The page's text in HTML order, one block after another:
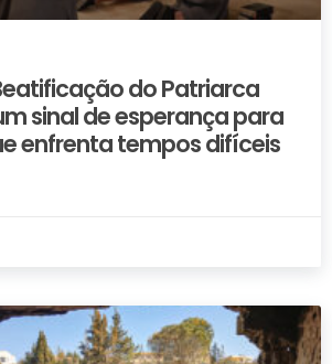
do Patriarca
sinal de esperança para
enfrenta tempos difíceis